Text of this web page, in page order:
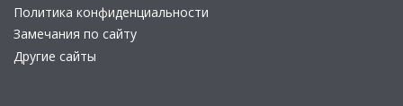
Политика конфиденциальности
Замечания по сайту
Другие сайты